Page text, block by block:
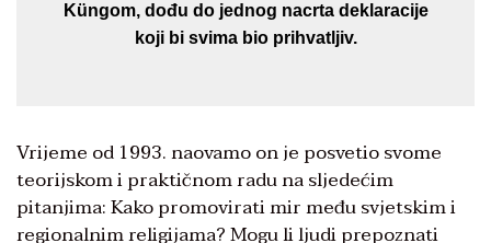
Küngom, dođu do jednog nacrta deklaracije
koji bi svima bio prihvatljiv.
Vrijeme od 1993. naovamo on je posvetio svome
teorijskom i praktičnom radu na sljedećim
pitanjima: Kako promovirati mir među svjetskim i
regionalnim religijama? Mogu li ljudi prepoznati